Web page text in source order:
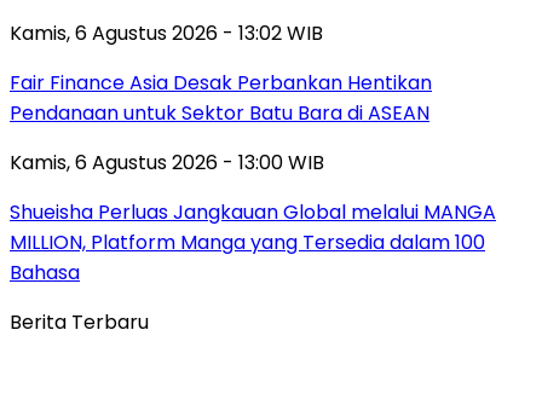
Kamis, 6 Agustus 2026 - 13:02 WIB
Fair Finance Asia Desak Perbankan Hentikan
Pendanaan untuk Sektor Batu Bara di ASEAN
Kamis, 6 Agustus 2026 - 13:00 WIB
Shueisha Perluas Jangkauan Global melalui MANGA
MILLION, Platform Manga yang Tersedia dalam 100
Bahasa
Berita Terbaru